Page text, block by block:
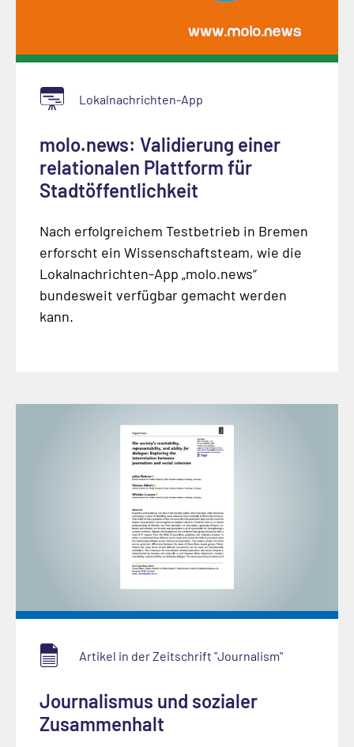
Lokalnachrichten-App
molo.news: Validierung einer
relationalen Plattform für
Stadtöffentlichkeit
Nach erfolgreichem Testbetrieb in Bremen
erforscht ein Wissenschaftsteam, wie die
Lokalnachrichten-App „molo.news“
bundesweit verfügbar gemacht werden
kann.
Artikel in der Zeitschrift "Journalism"
Journalismus und sozialer
Zusammenhalt